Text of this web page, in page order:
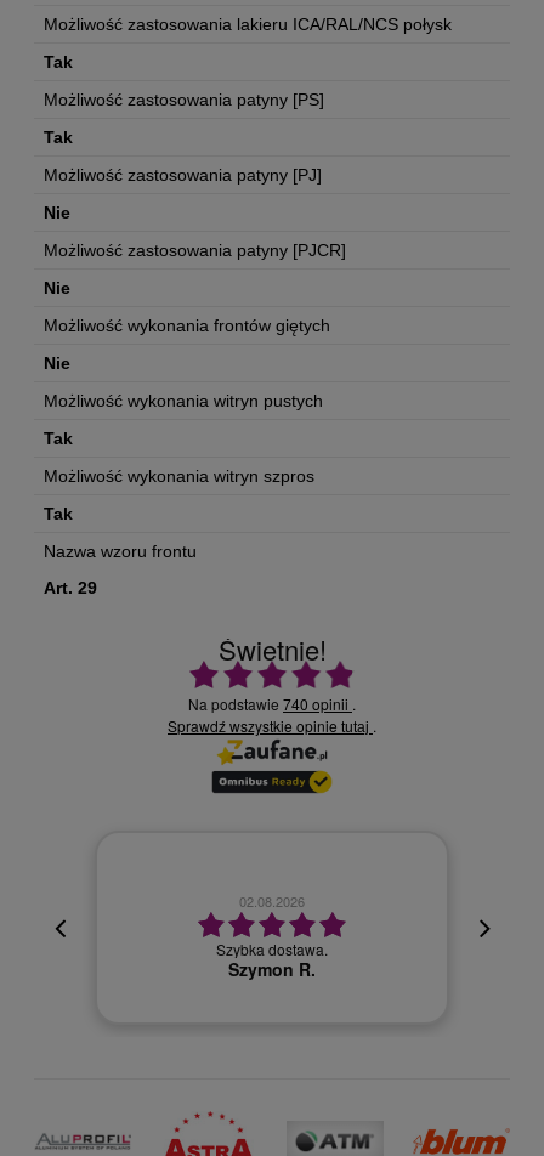
Możliwość zastosowania lakieru ICA/RAL/NCS połysk
Tak
Możliwość zastosowania patyny [PS]
Tak
Możliwość zastosowania patyny [PJ]
Nie
Możliwość zastosowania patyny [PJCR]
Nie
Możliwość wykonania frontów giętych
Nie
Możliwość wykonania witryn pustych
Tak
Możliwość wykonania witryn szpros
Tak
Nazwa wzoru frontu
Art. 29
Świetnie!
Ocena średnia 4.9 na 5
Na podstawie 740 opinii .
Sprawdź wszystkie opinie tutaj .
02.08.2026
Szybka dostawa.
Szymon R.